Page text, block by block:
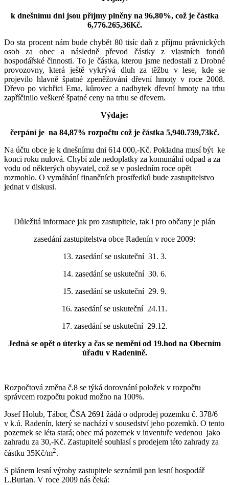
k dnešnímu dni jsou příjmy plněny na 96,80%, což je částka
6,776.265,36Kč.
Do sta procent nám bude chybět 80 tisíc daň z příjmu právnických
osob za obec a následně převod částky z vlastních fondů
hospodářské činnosti. To je částka, kterou jsme nedostali z Drobné
provozovny, která ještě vykrývá dluh za těžbu v lese, kde se
projevilo hlavně špatné zpeněžování dřevní hmoty v roce 2008.
Dřevo po vichřici Ema, kůrovec a nadbytek dřevní hmoty na trhu
zapříčinilo veškeré špatné ceny na trhu se dřevem.
Výdaje:
čerpání je na 84,87% rozpočtu což je částka 5,940.739,73kč.
Na účtu obce je k dnešnímu dni 614 000,-Kč. Pokladna musí být ke
konci roku nulová. Chybí zde nedoplatky za komunální odpad a za
vodu od některých obyvatel, což se v posledním roce opět
rozmohlo. O vymáhání finančních prostředků bude zastupitelstvo
jednat v diskusi.
Důležitá informace jak pro zastupitele, tak i pro občany je plán
zasedání zastupitelstva obce Radenín v roce 2009:
13. zasedání se uskuteční 31. 3.
14. zasedání se uskuteční 30. 6.
15. zasedání se uskuteční 29. 9.
16. zasedání se uskuteční 24.11.
17. zasedání se uskuteční 29.12.
Jedná se opět o úterky a čas se nemění od 19.hod na Obecním
úřadu v Radeníně.
Rozpočtová změna č.8 se týká dorovnání položek v rozpočtu
správcem rozpočtu pokud možno na 100%.
Josef Holub, Tábor, ČSA 2691 žádá o odprodej pozemku č. 378/6
v k.ú. Radenín, který se nachází v sousedství jeho pozemků. O tento
pozemek se léta stará; obec má pozemek v inventuře vedenou jako
zahradu za 30,-Kč. Zastupitelé souhlasí s prodejem této zahrady za
částku 35Kč/m2.
S plánem lesní výroby zastupitele seznámil pan lesní hospodář
L.Burian. V roce 2009 nás čeká: